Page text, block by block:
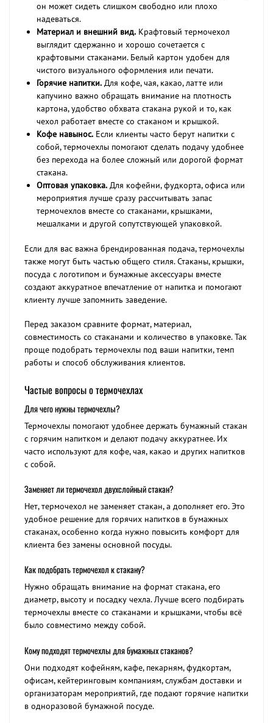
он может сидеть слишком свободно или плохо
надеваться.
Материал и внешний вид. Крафтовый термочехол
выглядит сдержанно и хорошо сочетается с
крафтовыми стаканами. Белый картон удобен для
чистого визуального оформления или печати.
Горячие напитки. Для кофе, чая, какао, латте или
капучино важно обращать внимание на плотность
картона, удобство обхвата стакана рукой и то, как
чехол работает вместе со стаканом и крышкой.
Кофе навынос. Если клиенты часто берут напитки с
собой, термочехлы помогают сделать подачу удобнее
без перехода на более сложный или дорогой формат
стакана.
Оптовая упаковка. Для кофейни, фудкорта, офиса или
мероприятия лучше сразу рассчитывать запас
термочехлов вместе со стаканами, крышками,
мешалками и другой сопутствующей упаковкой.
Если для вас важна брендированная подача, термочехлы
также могут быть частью общего стиля. Стаканы, крышки,
посуда с логотипом и бумажные аксессуары вместе
создают аккуратное впечатление от напитка и помогают
клиенту лучше запомнить заведение.
Перед заказом сравните формат, материал,
совместимость со стаканами и количество в упаковке. Так
проще подобрать термочехлы под ваши напитки, темп
работы и способ обслуживания клиентов.
Частые вопросы о термочехлах
Для чего нужны термочехлы?
Термочехлы помогают удобнее держать бумажный стакан
с горячим напитком и делают подачу аккуратнее. Их
часто используют для кофе, чая, какао и других напитков
с собой.
Заменяет ли термочехол двухслойный стакан?
Нет, термочехол не заменяет стакан, а дополняет его. Это
удобное решение для горячих напитков в бумажных
стаканах, особенно когда нужно повысить комфорт для
клиента без замены основной посуды.
Как подобрать термочехол к стакану?
Нужно обращать внимание на формат стакана, его
диаметр, высоту и посадку чехла. Лучше всего подбирать
термочехлы вместе со стаканами и крышками, чтобы всё
было совместимо между собой.
Кому подходят термочехлы для бумажных стаканов?
Они подходят кофейням, кафе, пекарням, фудкортам,
офисам, кейтеринговым компаниям, службам доставки и
организаторам мероприятий, где подают горячие напитки
в одноразовой бумажной посуде.